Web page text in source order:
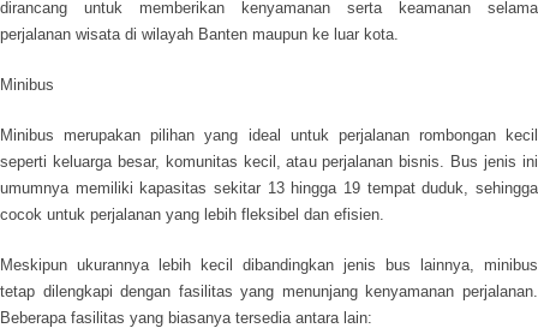
dirancang untuk memberikan kenyamanan serta keamanan selama
perjalanan wisata di wilayah Banten maupun ke luar kota.
Minibus
Minibus merupakan pilihan yang ideal untuk perjalanan rombongan kecil
seperti keluarga besar, komunitas kecil, atau perjalanan bisnis. Bus jenis ini
umumnya memiliki kapasitas sekitar 13 hingga 19 tempat duduk, sehingga
cocok untuk perjalanan yang lebih fleksibel dan efisien.
Meskipun ukurannya lebih kecil dibandingkan jenis bus lainnya, minibus
tetap dilengkapi dengan fasilitas yang menunjang kenyamanan perjalanan.
Beberapa fasilitas yang biasanya tersedia antara lain: